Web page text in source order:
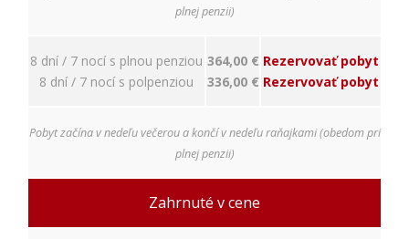
plnej penzii)
8 dní / 7 nocí s plnou penziou
8 dní / 7 nocí s polpenziou
364,00 €
336,00 €
Rezervovať pobyt
Rezervovať pobyt
Pobyt začína v nedeľu večerou a končí v nedeľu raňajkami (obedom pri
plnej penzii)
Zahrnuté v cene
vylepšenie
obsahu;
súhlas
spokojnosť